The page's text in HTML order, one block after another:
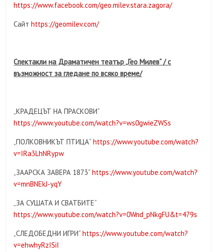
https://www.facebook.com/geo.milev.stara.zagora/
Сайтhttps://geomilev.com/
Спектакли на Драматичен театър „Гео Милев“ / с
възможност за гледане по всяко време/
„КРАДЕЦЪТ НА ПРАСКОВИ“
https://www.youtube.com/watch?v=ws0gwieZWSs
„ПОЛКОВНИКЪТ ПТИЦА“https://www.youtube.com/watch?
v=IRa3LhNRypw
„ЗААРСКА ЗАВЕРА 1873“https://www.youtube.com/watch?
v=mnBNEkJ-yqY
„ЗА СУШАТА И СВАТБИТЕ“
https://www.youtube.com/watch?v=0Wnd_pNkgFU&t=479s
„СЛЕДОБЕДНИ ИГРИ“https://www.youtube.com/watch?
v=ehwhyRzISiI